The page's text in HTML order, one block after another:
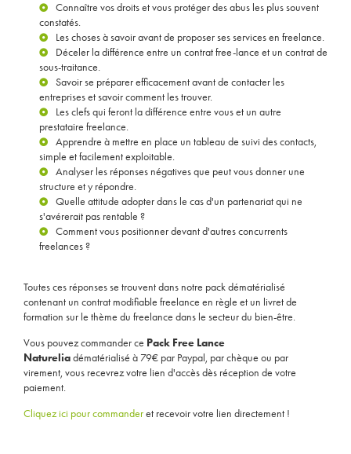
Connaître vos droits et vous protéger des abus les plus souvent
constatés.
Les choses à savoir avant de proposer ses services en freelance.
Déceler la différence entre un contrat free-lance et un contrat de
sous-traitance.
Savoir se préparer efficacement avant de contacter les
entreprises et savoir comment les trouver.
Les clefs qui feront la différence entre vous et un autre
prestataire freelance.
Apprendre à mettre en place un tableau de suivi des contacts,
simple et facilement exploitable.
Analyser les réponses négatives que peut vous donner une
structure et y répondre.
Quelle attitude adopter dans le cas d'un partenariat qui ne
s'avérerait pas rentable ?
Comment vous positionner devant d'autres concurrents
freelances ?
Toutes ces réponses se trouvent dans notre pack dématérialisé
contenant un contrat modifiable freelance en règle et un livret de
formation sur le thème du freelance dans le secteur du bien-être.
Vous pouvez commander ce Pack Free Lance
Natureliadématérialisé à 79€ par Paypal, par chèque ou par
virement, vous recevrez votre lien d'accès dès réception de votre
paiement.
Cliquez ici pour commanderet recevoir votre lien directement !